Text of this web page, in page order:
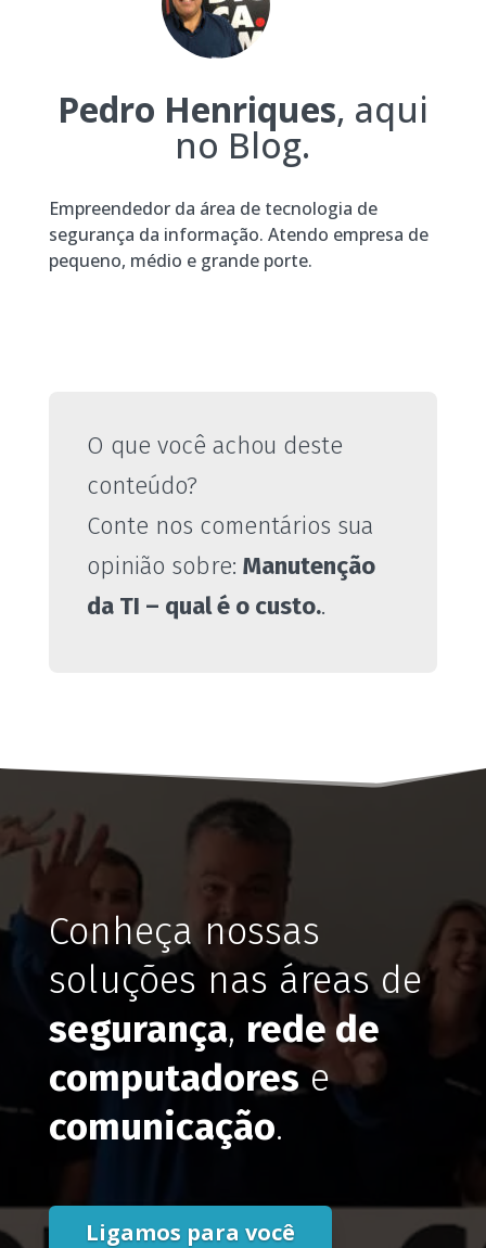
Pedro Henriques, aqui
no Blog.
Empreendedor da área de tecnologia de
segurança da informação. Atendo empresa de
pequeno, médio e grande porte.
O que você achou deste
conteúdo?
Conte nos comentários sua
opinião sobre: Manutenção
da TI – qual é o custo..
Conheça nossas
soluções nas áreas de
segurança, rede de
computadorese
comunicação.
Ligamos para você